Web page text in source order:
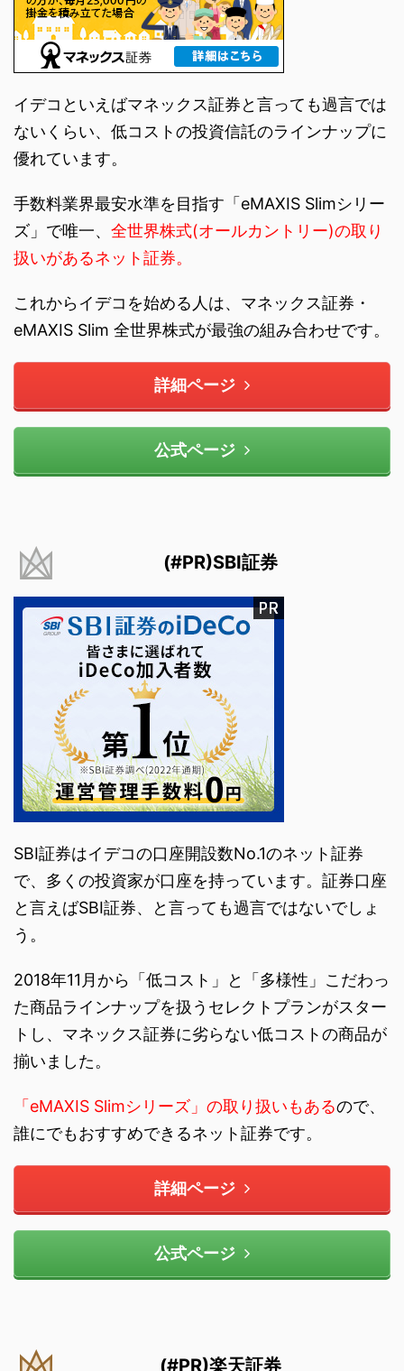
イデコといえばマネックス証券と言っても過言では
ないくらい、低コストの投資信託のラインナップに
優れています。
手数料業界最安水準を目指す「eMAXIS Slimシリー
ズ」で唯一、 全世界株式(オールカントリー)の取り
扱いがあるネット証券。
これからイデコを始める人は、マネックス証券・
eMAXIS Slim 全世界株式が最強の組み合わせです。
詳細ページ
公式ページ
(#PR)SBI証券
SBI証券はイデコの口座開設数No.1のネット証券
で、多くの投資家が口座を持っています。証券口座
と言えばSBI証券、と言っても過言ではないでしょ
う。
2018年11月から「低コスト」と「多様性」こだわっ
た商品ラインナップを扱うセレクトプランがスター
トし、マネックス証券に劣らない低コストの商品が
揃いました。
「eMAXIS Slimシリーズ」の取り扱いもあるので、
誰にでもおすすめできるネット証券です。
詳細ページ
公式ページ
(#PR)楽天証券